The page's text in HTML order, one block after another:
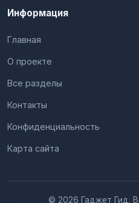
Информация
Главная
О проекте
Все разделы
Контакты
Конфиденциальность
Карта сайта
© 2026 Гаджет Гид.